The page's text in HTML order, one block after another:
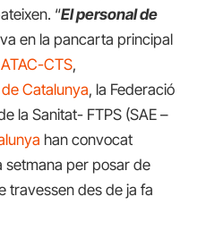
“El personal de
en la pancarta principal
CTS,
Catalunya, la Federació
la Sanitat- FTPS (SAE –
han convocat
setmana per posar de
travessen des de ja fa